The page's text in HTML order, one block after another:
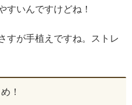
すいんですけどね！
すが手植えですね。ストレ
！